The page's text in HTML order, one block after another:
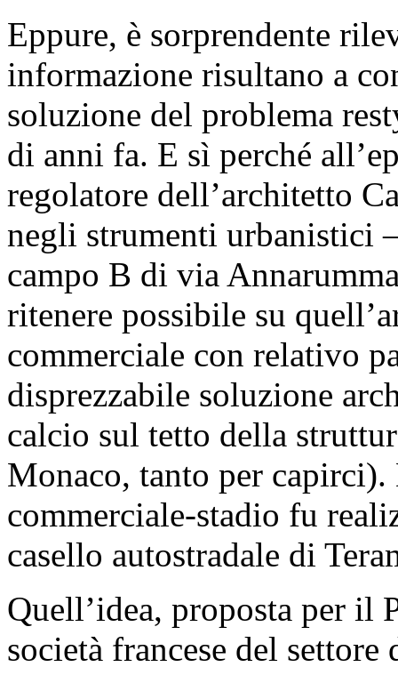
Eppure, è sorprendente
informazione risultano a
soluzione del problema
di anni fa. E sì perché
regolatore dell’architetto
negli strumenti urbanistici
campo B di via
ritenere possibile su
commerciale con relativo
disprezzabile soluzione
calcio sul tetto della
Monaco, tanto per capirci).
commerciale-stadio fu
casello autostradale di
Quell’idea, proposta per il
società francese del